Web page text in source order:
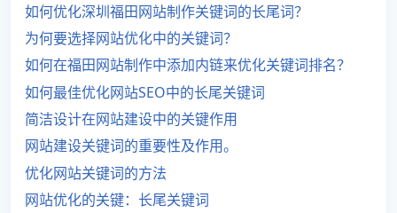
如何优化深圳福田网站制作关键词的长尾词？
为何要选择网站优化中的关键词？
如何在福田网站制作中添加内链来优化关键词排名？
如何最佳优化网站SEO中的长尾关键词
简洁设计在网站建设中的关键作用
网站建设关键词的重要性及作用。
优化网站关键词的方法
网站优化的关键：长尾关键词